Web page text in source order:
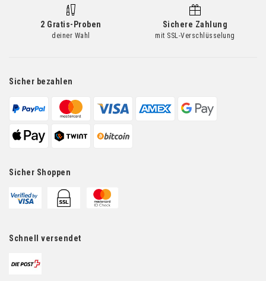
2 Gratis-Proben
deiner Wahl
Sichere Zahlung
mit SSL-Verschlüsselung
Sicher bezahlen
Sicher Shoppen
Schnell versendet